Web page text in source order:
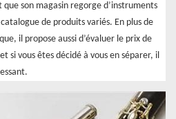
son magasin regorge d’instruments
de produits variés. En plus de
il propose aussi d’évaluer le prix de
si vous êtes décidé à vous en séparer, il